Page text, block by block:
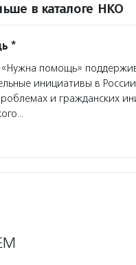
в каталоге НКО
*
помощь»
инициативы в
и гражданских